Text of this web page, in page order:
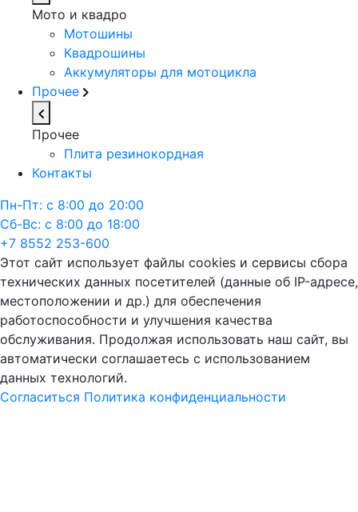
Мото и квадро
Мотошины
Квадрошины
Аккумуляторы для мотоцикла
Прочее
Прочее
Плита резинокордная
Контакты
Пн-Пт: с 8:00 до 20:00
Сб-Вс: с 8:00 до 18:00
+7 8552 253-600
Этот сайт использует файлы cookies и сервисы сбора
технических данных посетителей (данные об IP-адресе,
местоположении и др.) для обеспечения
работоспособности и улучшения качества
обслуживания. Продолжая использовать наш сайт, вы
автоматически соглашаетесь с использованием
данных технологий.
Согласиться Политика конфиденциальности